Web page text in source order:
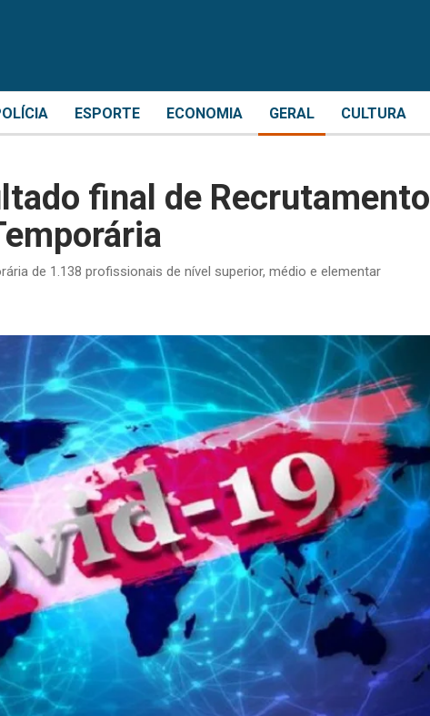
ESPORTE ECONOMIA GERAL CULTURA
final de Recrutamento
de 1.138 profissionais de nível superior, médio e elementar